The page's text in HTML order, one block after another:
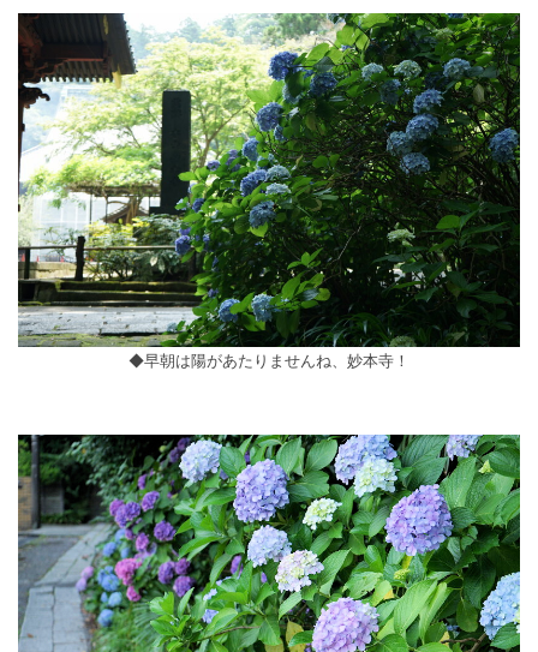
◆早朝は陽があたりませんね、妙本寺！